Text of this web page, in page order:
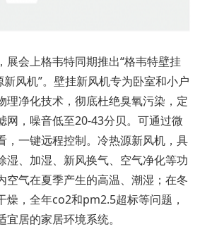
展会上格韦特同期推出“格韦特壁挂
新风机”。壁挂新风机专为卧室和小户
理净化技术，彻底杜绝臭氧污染，定
网，噪音低至20-43分贝。可通过微
，一键远程控制。冷热源新风机，具
湿、加湿、新风换气、空气净化等功
空气在夏季产生的高温、潮湿；在冬
燥，全年co2和pm2.5超标等问题，
居的家居环境系统。